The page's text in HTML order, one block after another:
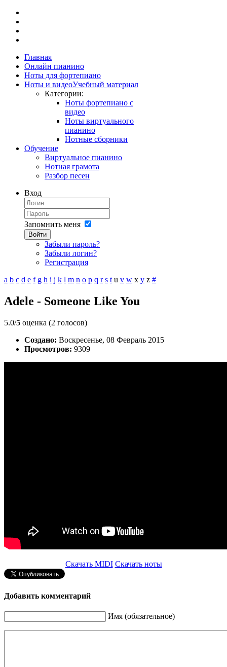
Главная
Онлайн пианино
Ноты для фортепиано
Ноты и видеоУчебный материал
Категории:
Ноты фортепиано с
видео
Ноты виртуального
пианино
Нотные сборники
Обучение
Виртуальное пианино
Нотная грамота
Разбор песен
Вход
Запомнить меня
Войти
Забыли пароль?
Забыли логин?
Регистрация
a b c d e f g h i j k l m n o p q r s t u v w x y z #
Adele - Someone Like You
5.0/5 оценка (2 голосов)
Создано: Воскресенье, 08 Февраль 2015
Просмотров: 9309
Скачать MIDI Скачать ноты
Добавить комментарий
Имя (обязательное)